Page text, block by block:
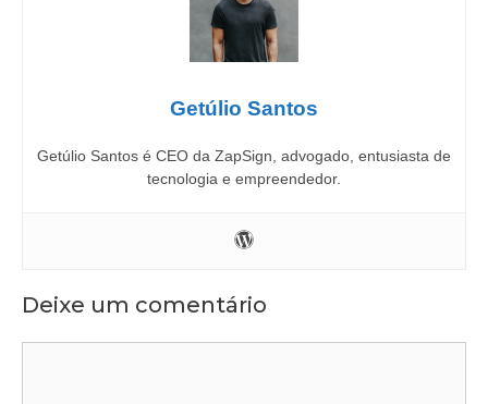
Getúlio Santos
Getúlio Santos é CEO da ZapSign, advogado, entusiasta de
tecnologia e empreendedor.
Deixe um comentário